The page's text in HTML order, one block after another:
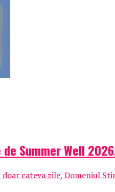
Summer Well
cateva zile, Domeniul